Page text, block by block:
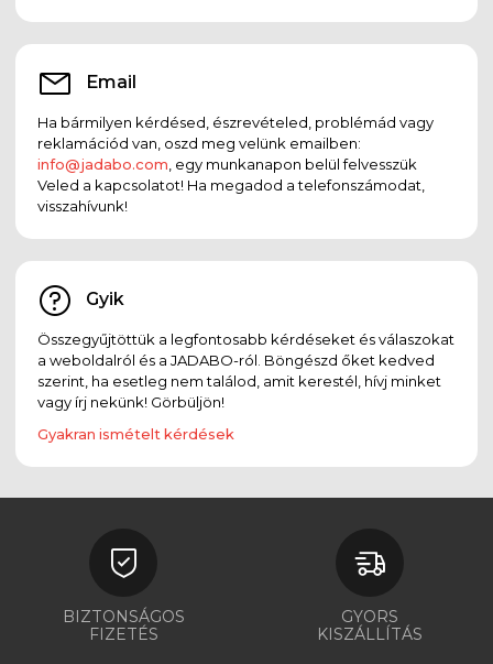
Email
Ha bármilyen kérdésed, észrevételed, problémád vagy
reklamációd van, oszd meg velünk emailben:
info@jadabo.com, egy munkanapon belül felvesszük
Veled a kapcsolatot! Ha megadod a telefonszámodat,
visszahívunk!
Gyik
Összegyűjtöttük a legfontosabb kérdéseket és válaszokat
a weboldalról és a JADABO-ról. Böngészd őket kedved
szerint, ha esetleg nem találod, amit kerestél, hívj minket
vagy írj nekünk! Görbüljön!
Gyakran ismételt kérdések
BIZTONSÁGOS
FIZETÉS
GYORS
KISZÁLLÍTÁS